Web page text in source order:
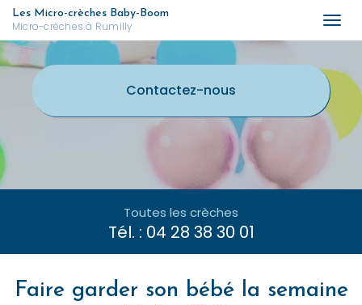
Aller
au
contenu
principal
Les Micro-crèches Baby-Boom
Micro-crèches à Rumilly
Contactez-nous
Toutes les crèches
Tél. : 04 28 38 30 01
Faire garder son bébé la semaine